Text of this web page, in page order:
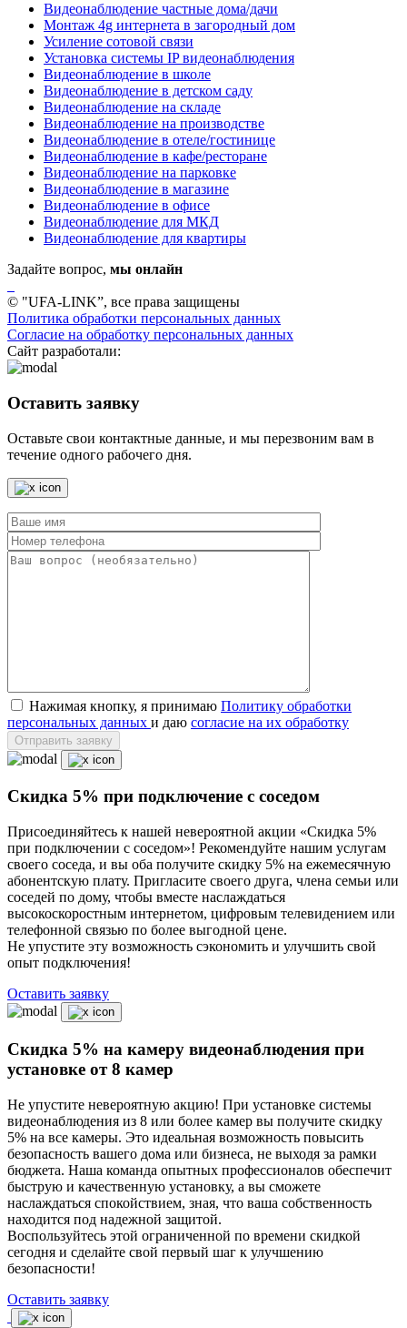
Видеонаблюдение частные дома/дачи
Монтаж 4g интернета в загородный дом
Усиление сотовой связи
Установка системы IP видеонаблюдения
Видеонаблюдение в школе
Видеонаблюдение в детском саду
Видеонаблюдение на складе
Видеонаблюдение на производстве
Видеонаблюдение в отеле/гостинице
Видеонаблюдение в кафе/ресторане
Видеонаблюдение на парковке
Видеонаблюдение в магазине
Видеонаблюдение в офисе
Видеонаблюдение для МКД
Видеонаблюдение для квартиры
Задайте вопрос, мы онлайн
© "UFA-LINK”, все права защищены
Политика обработки персональных данных
Согласие на обработку персональных данных
Сайт разработали:
Оставить заявку
Оставьте свои контактные данные, и мы перезвоним вам в
течение одного рабочего дня.
Нажимая кнопку, я принимаю Политику обработки
персональных данных и даю согласие на их обработку
Отправить заявку
Скидка 5% при подключение с соседом
Присоединяйтесь к нашей невероятной акции «Скидка 5%
при подключении с соседом»! Рекомендуйте нашим услугам
своего соседа, и вы оба получите скидку 5% на ежемесячную
абонентскую плату. Пригласите своего друга, члена семьи или
соседей по дому, чтобы вместе наслаждаться
высокоскоростным интернетом, цифровым телевидением или
телефонной связью по более выгодной цене.
Не упустите эту возможность сэкономить и улучшить свой
опыт подключения!
Оставить заявку
Скидка 5% на камеру видеонаблюдения при
установке от 8 камер
Не упустите невероятную акцию! При установке системы
видеонаблюдения из 8 или более камер вы получите скидку
5% на все камеры. Это идеальная возможность повысить
безопасность вашего дома или бизнеса, не выходя за рамки
бюджета. Наша команда опытных профессионалов обеспечит
быструю и качественную установку, а вы сможете
наслаждаться спокойствием, зная, что ваша собственность
находится под надежной защитой.
Воспользуйтесь этой ограниченной по времени скидкой
сегодня и сделайте свой первый шаг к улучшению
безопасности!
Оставить заявку